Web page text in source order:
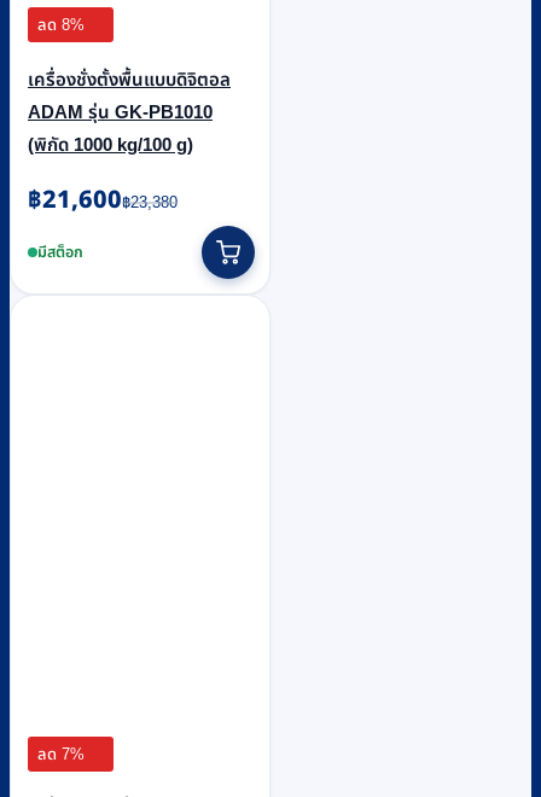
ลด 8%
เครื่องชั่งตั้งพื้นแบบดิจิตอล
ADAM รุ่น GK-PB1010
(พิกัด 1000 kg/100 g)
฿23,380
Original
price
was:
฿21,600
Current
price
is:มีสต็อก
ลด 7%